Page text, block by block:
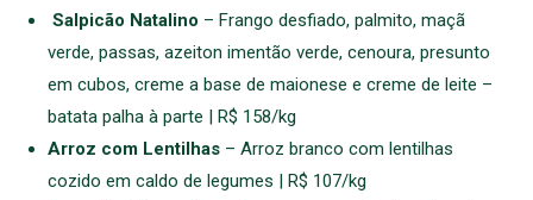
Salpicão Natalino – Frango desfiado, palmito, maçã
verde, passas, azeiton imentão verde, cenoura, presunto
em cubos, creme a base de maionese e creme de leite –
batata palha à parte | R$ 158/kg
Arroz com Lentilhas – Arroz branco com lentilhas
cozido em caldo de legumes | R$ 107/kg